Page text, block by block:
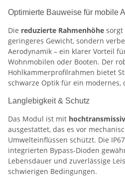
Optimierte Bauweise für mobile
Die reduzierte Rahmenhöhe
geringeres Gewicht, sondern
Aerodynamik – ein klarer Vorteil
Wohnmobilen oder Booten. Der
Hohlkammerprofilrahmen bietet
schwarze Optik für ein modernes,
Langlebigkeit & Schutz
Das Modul ist mit
ausgestattet, das es vor
Umwelteinflüssen schützt. Die
integrierten Bypass-Dioden
Lebensdauer und zuverlässige
schwierigen Bedingungen.